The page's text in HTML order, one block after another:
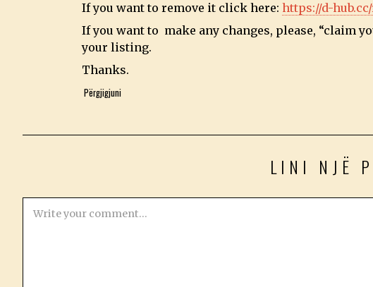
If you want to remove it click here: https://d-
If you want to make any changes, please, “claim
your listing.
Thanks.
Përgjigjuni
LINI NJË